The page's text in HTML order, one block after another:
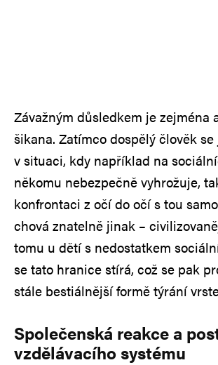
Závažným důsledkem je zejména
šikana. Zatímco dospělý člověk
v situaci, kdy například na
někomu nebezpečně vyhrožuje,
konfrontaci z očí do očí s tou
chová znatelně jinak –
tomu u dětí s nedostatkem
se tato hranice stírá, což se pak
stále bestiálnější formě týrání
Společenská reakce a
vzdělávacího systému